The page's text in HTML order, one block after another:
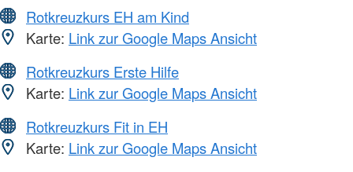
Rotkreuzkurs EH am Kind
Karte: Link zur Google Maps Ansicht
Rotkreuzkurs Erste Hilfe
Karte: Link zur Google Maps Ansicht
Rotkreuzkurs Fit in EH
Karte: Link zur Google Maps Ansicht